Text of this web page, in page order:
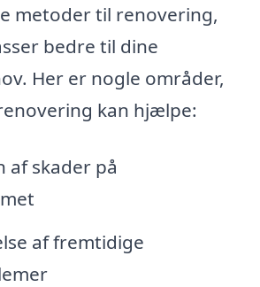
metoder til renovering,
bedre til dine
Her er nogle områder,
kan hjælpe:
af skader på
af fremtidige